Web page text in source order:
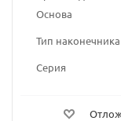
Основа
Тип наконечника
Серия